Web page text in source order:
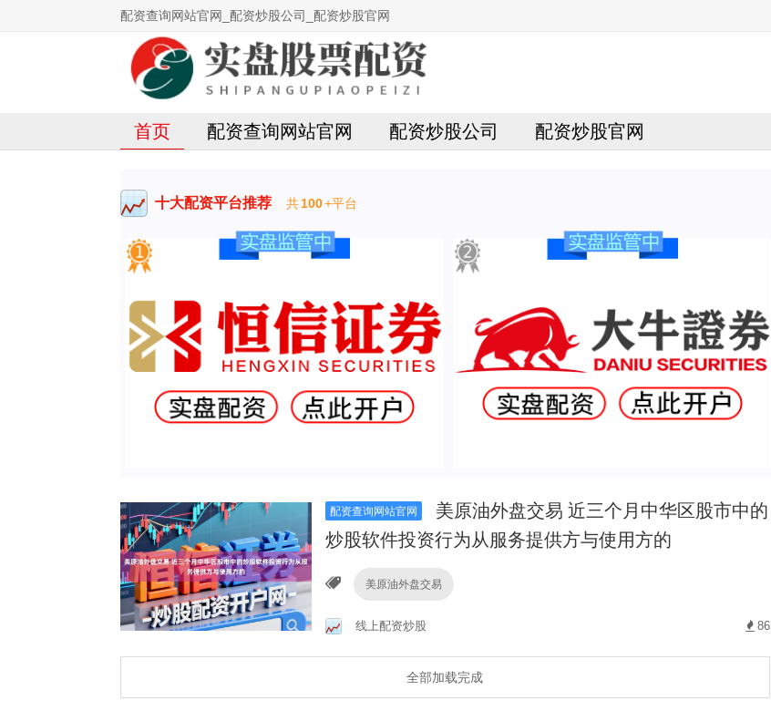
配资查询网站官网_配资炒股公司_配资炒股官网
首页 配资查询网站官网 配资炒股公司 配资炒股官网
十大配资平台推荐 共100+平台
配资查询网站官网
美原油外盘交易 近三个月中华区股市中的
炒股软件投资行为从服务提供方与使用方的
美原油外盘交易
线上配资炒股 86
全部加载完成